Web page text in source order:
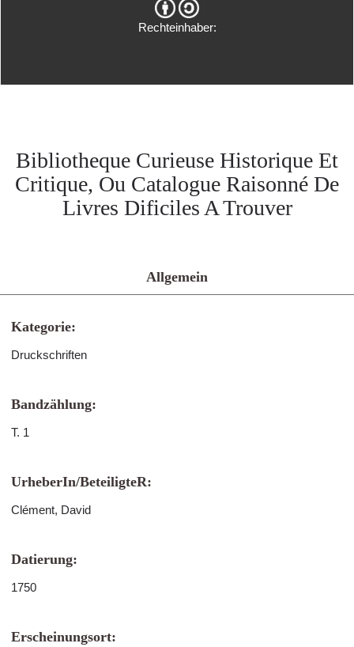
Rechteinhaber:
Bibliotheque Curieuse Historique Et
Critique, Ou Catalogue Raisonné De
Livres Dificiles A Trouver
Allgemein
Kategorie:
Druckschriften
Bandzählung:
T. 1
UrheberIn/BeteiligteR:
Clément, David
Datierung:
1750
Erscheinungsort: